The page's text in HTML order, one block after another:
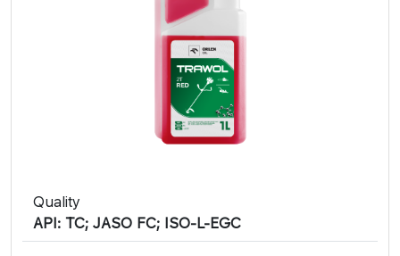
Quality
API: TC; JASO FC; ISO-L-EGC